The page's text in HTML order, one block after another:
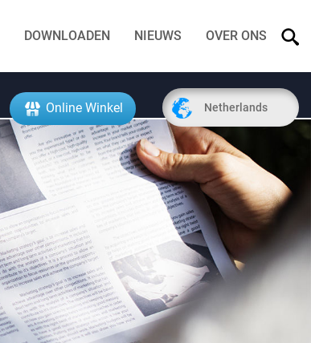
DOWNLOADEN NIEUWS OVER ONS
Online Winkel Netherlands